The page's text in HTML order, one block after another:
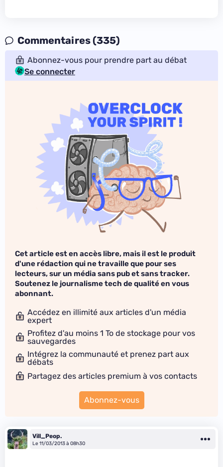
Commentaires (335)
Abonnez-vous pour prendre part au débat
Se connecter
Cet article est en accès libre, mais il est le produit
d'une rédaction qui ne travaille que pour ses
lecteurs, sur un média sans pub et sans tracker.
Soutenez le journalisme tech de qualité en vous
abonnant.
Accédez en illimité aux articles d'un média
expert
Profitez d'au moins 1 To de stockage pour vos
sauvegardes
Intégrez la communauté et prenez part aux
débats
Partagez des articles premium à vos contacts
Abonnez-vous
Vill_Peop.
Le 11/03/2013 à 08h30